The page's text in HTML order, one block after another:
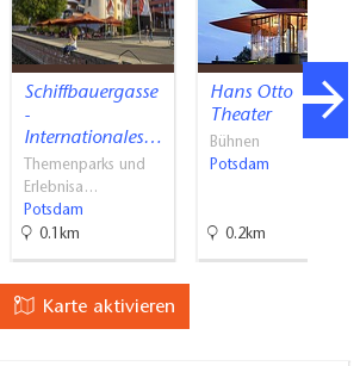
Schiffbauergasse
-
Internationales…
Themenparks und
Erlebnisa…
Potsdam
0.1km
Hans Otto
Theater
Bühnen
Potsdam
0.2km
Karte aktivieren